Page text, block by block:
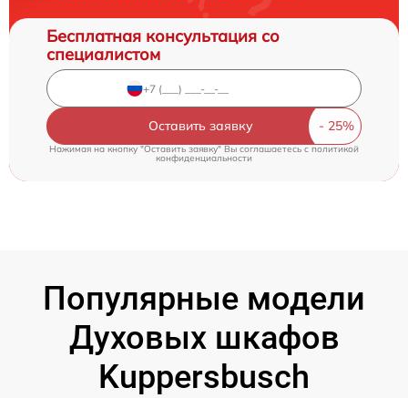
Бесплатная консультация со
специалистом
Оставить заявку
Нажимая на кнопку "Оставить заявку" Вы соглашаетесь c политикой
конфиденциальности
Популярные модели
Духовых шкафов
Kuppersbusch